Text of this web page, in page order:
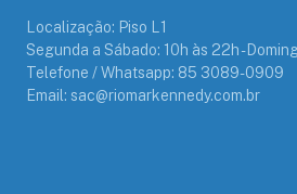
Localização: Piso L1
Segunda a Sábado: 10h às 22h -
Telefone / Whatsapp: 85 3089-0909
Email: sac@riomarkennedy.com.br